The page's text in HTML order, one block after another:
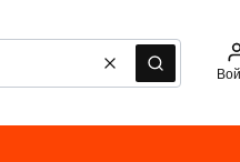
ОчиститьПоиск